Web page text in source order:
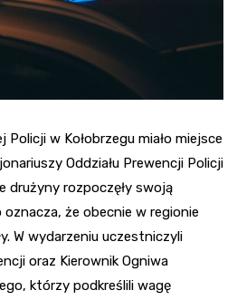
w Kołobrzegu miało miejsce
Oddziału Prewencji Policji
drużyny rozpoczęły swoją
że obecnie w regionie
W wydarzeniu uczestniczyli
oraz Kierownik Ogniwa
którzy podkreślili wagę